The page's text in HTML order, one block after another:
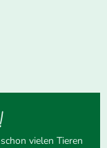
vielen Tieren